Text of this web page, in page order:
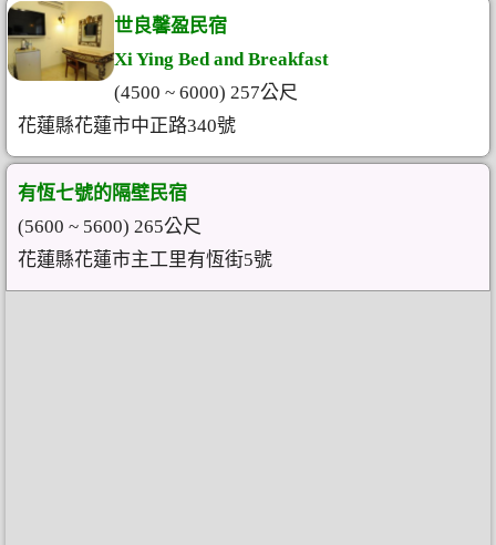
世良馨盈民宿
Xi Ying Bed and Breakfast
(4500 ~ 6000) 257公尺
花蓮縣花蓮市中正路340號
有恆七號的隔壁民宿
(5600 ~ 5600) 265公尺
花蓮縣花蓮市主工里有恆街5號